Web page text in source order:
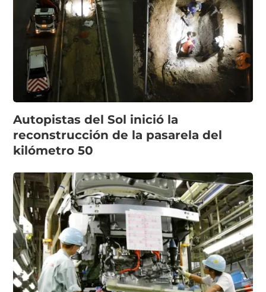
Autopistas del Sol inició la
reconstrucción de la pasarela del
kilómetro 50